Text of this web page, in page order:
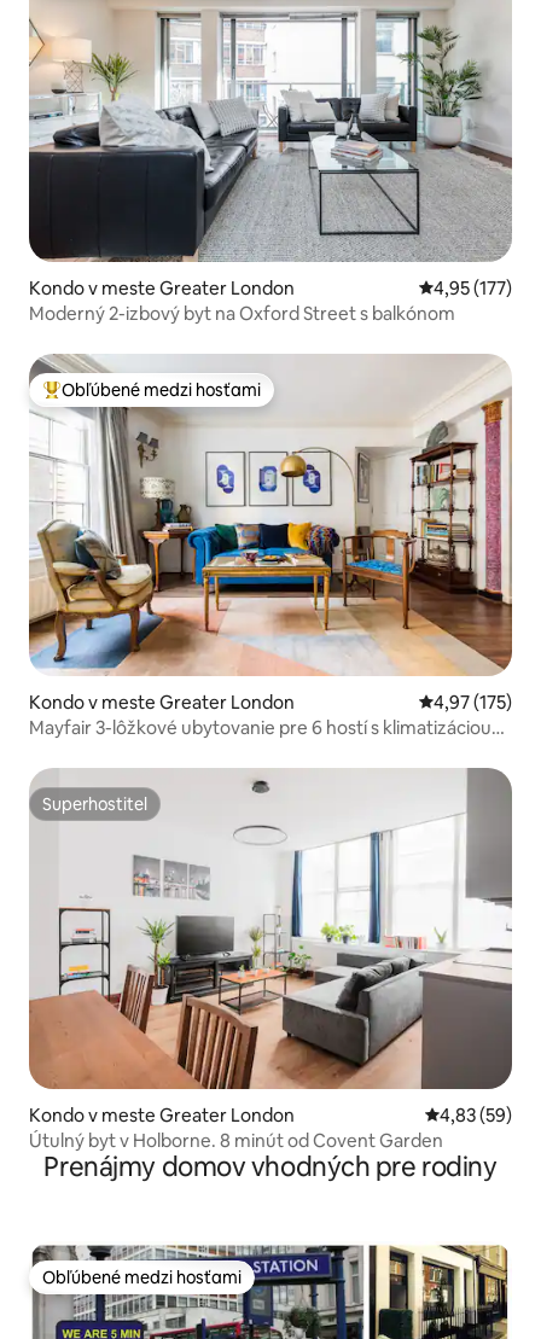
Kondo v meste Greater London Priemerné
4,95 (177)
Moderný 2-izbový byt na Oxford Street s balkónom
Najobľúbenejšie medzi hosťami
Obľúbené medzi hosťami
Kondo v meste Greater London Priemerné
4,97 (175)
Mayfair 3-lôžkové ubytovanie pre 6 hostí s klimatizáciou
Superhostiteľ
Superhostiteľ
Kondo v meste Greater London Priemerné
4,83 (59)
Útulný byt v Holborne. 8 minút od Covent Garden
Prenájmy domov vhodných pre rodiny
Obľúbené medzi hosťami
Obľúbené medzi hosťami